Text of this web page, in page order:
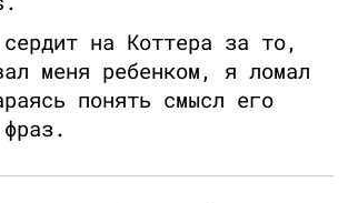
на Коттера за то,
меня ребенком, я ломал
понять смысл его